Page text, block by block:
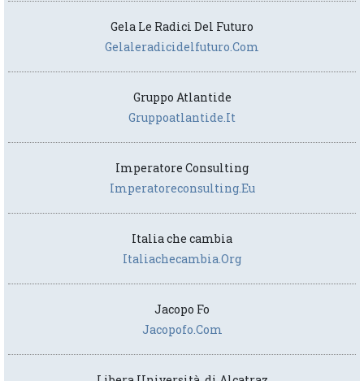
Gela Le Radici Del Futuro
Gelaleradicidelfuturo.com
Gruppo Atlantide
Gruppoatlantide.it
Imperatore Consulting
Imperatoreconsulting.eu
Italia che cambia
Italiachecambia.org
Jacopo Fo
Jacopofo.com